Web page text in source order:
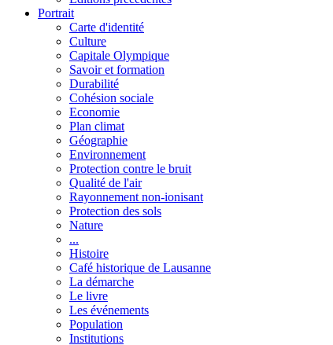
Portrait
Carte d'identité
Culture
Capitale Olympique
Savoir et formation
Durabilité
Cohésion sociale
Economie
Plan climat
Géographie
Environnement
Protection contre le bruit
Qualité de l'air
Rayonnement non-ionisant
Protection des sols
Nature
...
Histoire
Café historique de Lausanne
La démarche
Le livre
Les événements
Population
Institutions